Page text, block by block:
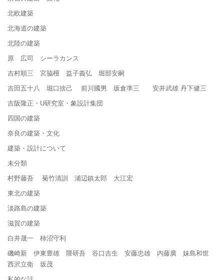
北欧建築
北海道の建築
北陸の建築
原 広司 シーラカンス
吉村順三 宮脇檀 益子義弘 堀部安嗣
吉田五十八 堀口捨己 前川國男 坂倉準三 安井武雄 丹下健三
吉阪隆正・U研究室・象設計集団
四国の建築
奈良の建築・文化
建築・設計について
未分類
村野藤吾 菊竹清訓 浦辺鎮太郎 大江宏
東北の建築
淡路島の建築
滋賀の建築
白井晟一 柿沼守利
磯崎新 伊東豊雄 隈研吾 谷口吉生 安藤忠雄 内藤廣 妹島和世
西沢立衛 坂茂